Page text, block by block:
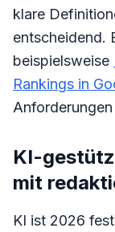
klare
entscheidend.
beispielsweise
Rankings in
KI-
mit
KI ist 2026